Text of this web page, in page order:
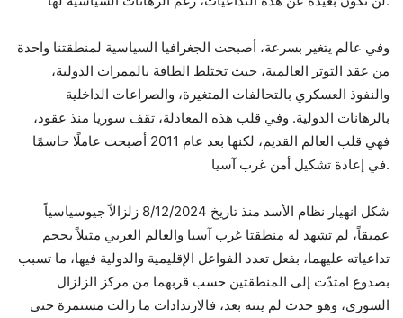
وفي عالم يتغير بسرعة، أصبحت الجغرافيا السياسية لمنطقتنا واحدة
من عقد التوتر العالمية، حيث تختلط الطاقة بالممرات الدولية،
والنفوذ العسكري بالتحالفات المتغيرة، والصراعات الداخلية
بالرهانات الدولية. وفي قلب هذه المعادلة، تقف سوريا منذ عقود،
فهي قلب العالم القديم، لكنها بعد عام 2011 أصبحت عاملًا حاسمًا
في إعادة تشكيل أمن غرب آسيا.
شكل انهيار نظام الأسد منذ تاريخ 8/12/2024 زلزالاً جيوسياسياً
عميقاً، لم تشهد له منطقتا غرب آسيا والعالم العربي مثيلاً بحجم
تداعياته عليهما، بفعل تعدد الفواعل الإقليمية والدولية فيها، ما تسبب
بصدوع امتدّت إلى المنطقتين حسب قربهما من مركز الزلزال
السوري، وهو حدث لم ينته بعد، فالارتدادات ما زالت مستمرة حتى